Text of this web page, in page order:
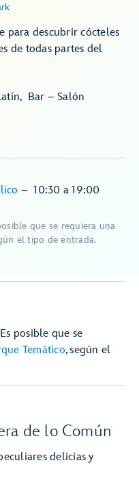
para descubrir cócteles
de todas partes del
Bar – Salón
–10:30 a 19:00
que se requiera una
el tipo de entrada.
posible que se
Temático, según el
de lo Común
delicias y